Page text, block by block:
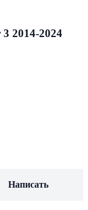
2014-2024
Написать